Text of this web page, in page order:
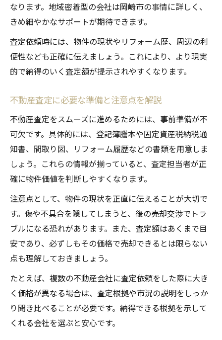
なります。地域密着型の会社は岡崎市の事情に詳しく、
きめ細やかなサポートが期待できます。
査定依頼時には、物件の現状やリフォーム歴、周辺の利
便性なども正確に伝えましょう。これにより、より現実
的で納得のいく査定額が提示されやすくなります。
不動産査定に必要な準備と注意点を解説
不動産査定をスムーズに進めるためには、事前準備が不
可欠です。具体的には、登記簿謄本や固定資産税納税通
知書、間取り図、リフォーム履歴などの書類を用意しま
しょう。これらの情報が揃っていると、査定担当者が正
確に物件価値を判断しやすくなります。
注意点として、物件の現状を正直に伝えることが大切で
す。傷や不具合を隠してしまうと、後の売却交渉でトラ
ブルになる恐れがあります。また、査定額はあくまで目
安であり、必ずしもその価格で売却できるとは限らない
点も理解しておきましょう。
たとえば、複数の不動産会社に査定依頼をした際に大き
く価格が異なる場合は、査定根拠や市況の説明をしっか
り聞き比べることが必要です。納得できる根拠を示して
くれる会社を選ぶと安心です。